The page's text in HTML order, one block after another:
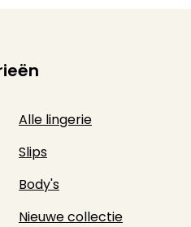
Alle lingerie
Slips
Body's
Nieuwe collectie